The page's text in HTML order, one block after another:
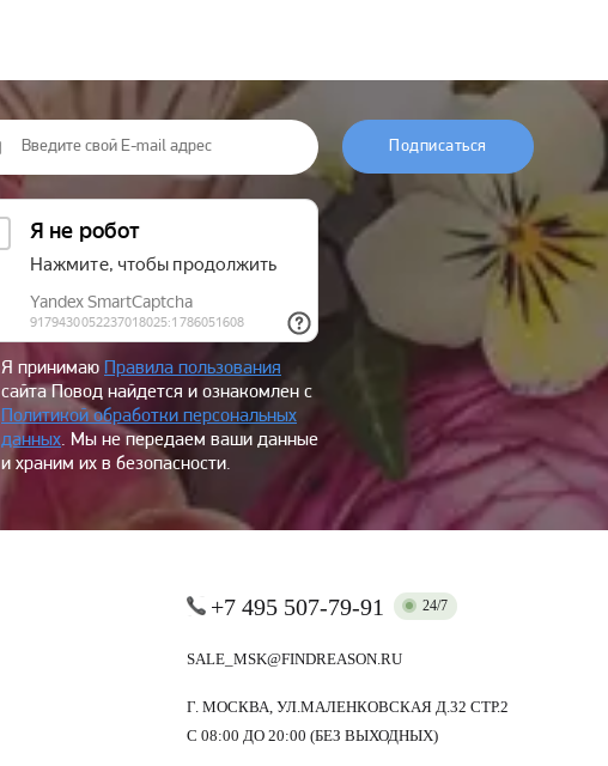
Я принимаю
Правила пользования
сайта Повод найдется и ознакомлен с
Политикой обработки персональных
данных. Мы не передаем ваши данные
и храним их в безопасности.
Подписаться
+7 495 507-79-91 24/7
SALE_MSK@FINDREASON.RU
Г. МОСКВА, УЛ.МАЛЕНКОВСКАЯ Д.32 СТР.2
С 08:00 ДО 20:00 (БЕЗ ВЫХОДНЫХ)